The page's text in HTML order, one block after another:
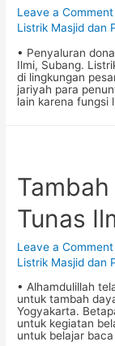
Leave a Comment
Listrik Masjid dan
• Penyaluran
Ilmi, Subang.
di lingkungan
jariyah para
lain karena fungsi
Tunas
Leave a Comment
Listrik Masjid dan
• Alhamdulillah
untuk tambah
Yogyakarta.
untuk kegiatan
untuk belajar baca